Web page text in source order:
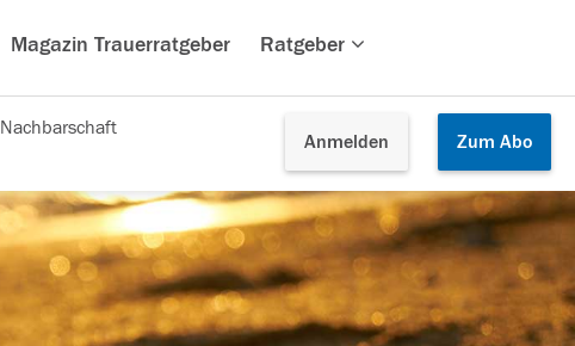
Magazin Trauerratgeber Ratgeber
Anmelden Zum Abo
Nachbarschaft